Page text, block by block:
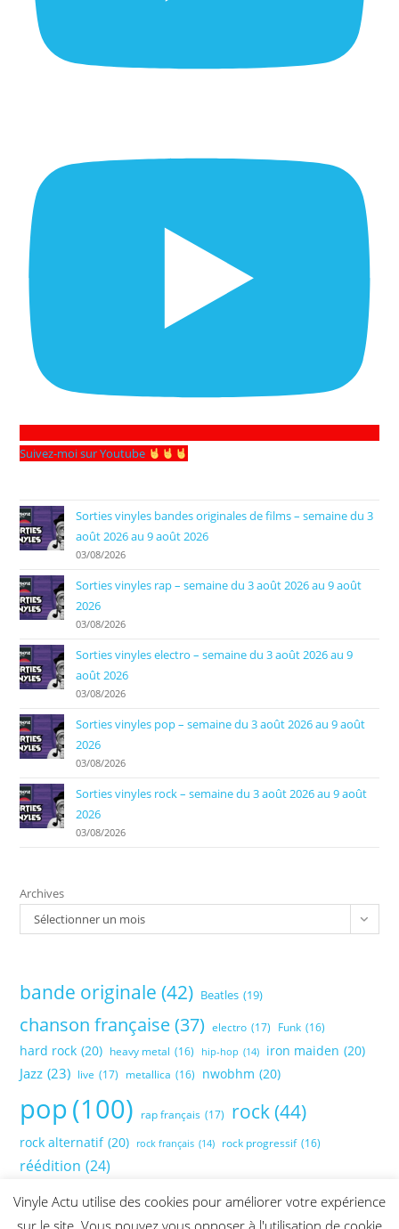
Suivez-moi sur Youtube
Sorties vinyles bandes originales de films – semaine du 3
août 2026 au 9 août 2026
03/08/2026
Sorties vinyles rap – semaine du 3 août 2026 au 9 août
2026
03/08/2026
Sorties vinyles electro – semaine du 3 août 2026 au 9
août 2026
03/08/2026
Sorties vinyles pop – semaine du 3 août 2026 au 9 août
2026
03/08/2026
Sorties vinyles rock – semaine du 3 août 2026 au 9 août
2026
03/08/2026
Archives
Sélectionner un mois
bande originale (42) Beatles (19)
chanson française (37) electro (17) Funk (16)
hard rock (20) heavy metal (16) hip-hop (14) iron maiden (20)
Jazz (23) live (17) metallica (16) nwobhm (20)
pop(100) rap français (17) rock(44)
rock alternatif (20) rock français (14) rock progressif (16)
réédition (24)
Vinyle Actu utilise des cookies pour améliorer votre expérience